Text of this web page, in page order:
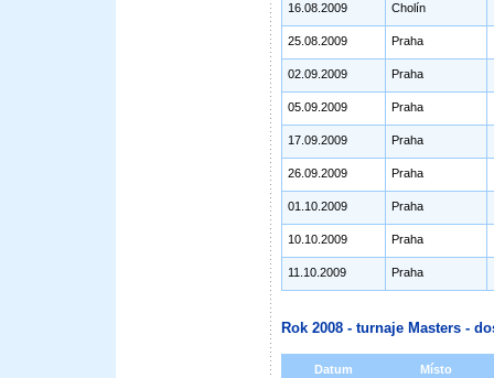
16.08.2009 Cholín
25.08.2009 Praha
02.09.2009 Praha
05.09.2009 Praha
17.09.2009 Praha
26.09.2009 Praha
01.10.2009 Praha
10.10.2009 Praha
11.10.2009 Praha
Rok 2008 - turnaje Masters -
Datum Místo